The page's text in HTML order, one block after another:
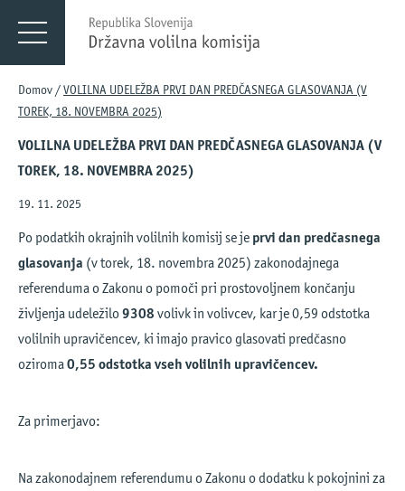
DVK
Domov /VOLILNA UDELEŽBA PRVI DAN PREDČASNEGA GLASOVANJA (V
TOREK, 18. NOVEMBRA 2025)
VOLILNA UDELEŽBA PRVI DAN PREDČASNEGA GLASOVANJA (V
TOREK, 18. NOVEMBRA 2025)
19. 11. 2025
Po podatkih okrajnih volilnih komisij se je prvi dan predčasnega
glasovanja (v torek, 18. novembra 2025) zakonodajnega
referenduma o Zakonu o pomoči pri prostovoljnem končanju
življenja udeležilo9308 volivk in volivcev, kar je 0,59 odstotka
volilnih upravičencev, ki imajo pravico glasovati predčasno
oziroma0,55 odstotka vseh volilnih upravičencev.
Za primerjavo:
Na zakonodajnem referendumu o Zakonu o dodatku k pokojnini za